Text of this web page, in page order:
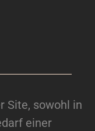
Site, sowohl in
einer